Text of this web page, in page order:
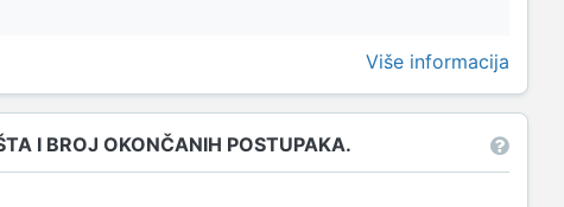
Više informacija
I BROJ OKONČANIH POSTUPAKA.